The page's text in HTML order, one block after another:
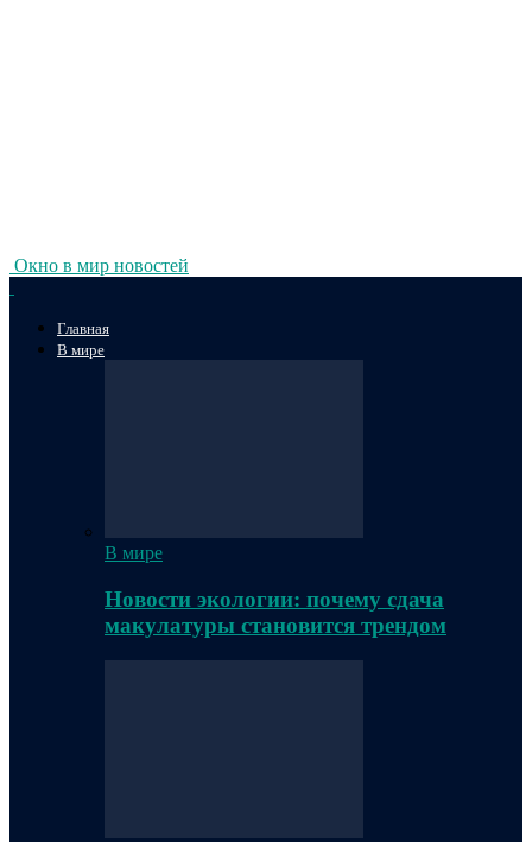
Окно в мир новостей
Главная
В мире
В мире
Новости экологии: почему сдача
макулатуры становится трендом